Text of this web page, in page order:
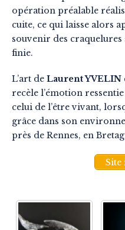
opération préalable
cuite, ce qui laisse alors
souvenir des craquelures
finie.
L’art de Laurent YVELIN
recèle l’émotion
celui de l’être vivant,
grâce dans son
près de Rennes, en
Site